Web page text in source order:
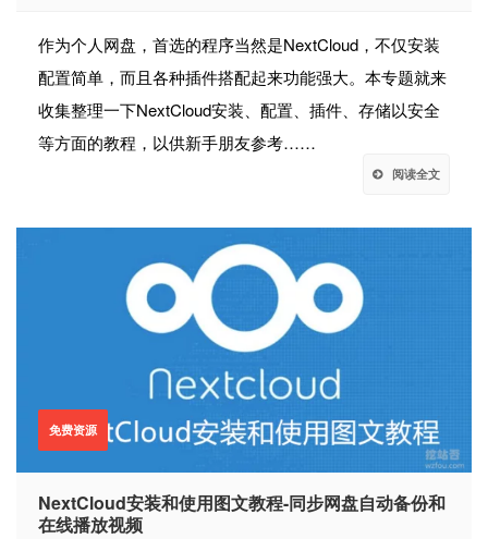
作为个人网盘，首选的程序当然是NextCloud，不仅安装
配置简单，而且各种插件搭配起来功能强大。本专题就来
收集整理一下NextCloud安装、配置、插件、存储以安全
等方面的教程，以供新手朋友参考……
阅读全文
免费资源
NextCloud安装和使用图文教程-同步网盘自动备份和
在线播放视频